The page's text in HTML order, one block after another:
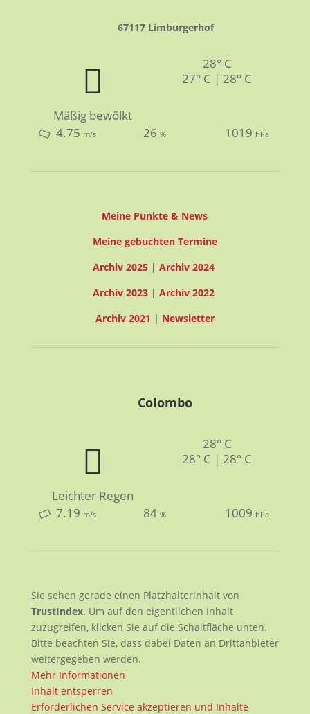
67117 Limburgerhof
Mäßig bewölkt
28° C
27° C | 28° C
4.75 m/s 26% 1019 hPa
Meine Punkte & News
Meine gebuchten Termine
Archiv 2025| Archiv 2024
Archiv 2023| Archiv 2022
Archiv 2021 | Newsletter
Colombo
Leichter Regen
28° C
28° C | 28° C
7.19 m/s 84% 1009 hPa
Sie sehen gerade einen Platzhalterinhalt von
TrustIndex. Um auf den eigentlichen Inhalt
zuzugreifen, klicken Sie auf die Schaltfläche unten.
Bitte beachten Sie, dass dabei Daten an Drittanbieter
weitergegeben werden.
Mehr Informationen
Inhalt entsperren
Erforderlichen Service akzeptieren und Inhalte